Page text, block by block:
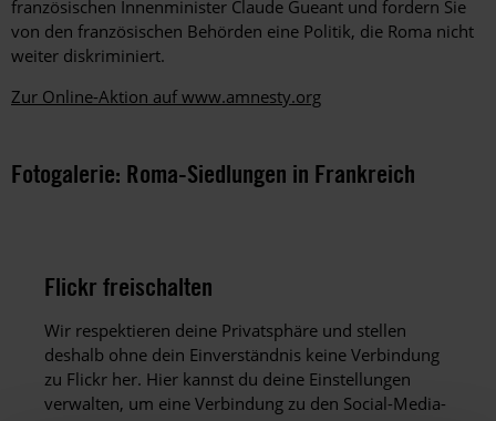
französischen Innenminister Claude Gueant und fordern Sie
von den französischen Behörden eine Politik, die Roma nicht
weiter diskriminiert.
Zur Online-Aktion auf www.amnesty.org
Fotogalerie: Roma-Siedlungen in Frankreich
Flickr freischalten
Wir respektieren deine Privatsphäre und stellen
deshalb ohne dein Einverständnis keine Verbindung
zu Flickr her. Hier kannst du deine Einstellungen
verwalten, um eine Verbindung zu den Social-Media-